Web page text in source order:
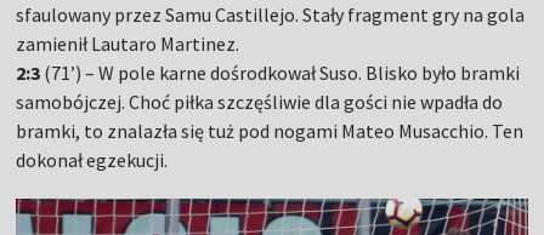
sfaulowany przez Samu Castillejo. Stały fragment gry na gola
zamienił Lautaro Martinez.
2:3 (71’) – W pole karne dośrodkował Suso. Blisko było bramki
samobójczej. Choć piłka szczęśliwie dla gości nie wpadła do
bramki, to znalazła się tuż pod nogami Mateo Musacchio. Ten
dokonał egzekucji.